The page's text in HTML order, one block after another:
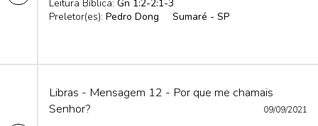
Leitura Bíblica: Gn 1:2-2:1-3
Preletor(es): Pedro Dong Sumaré - SP
Libras - Mensagem 12 - Por que me chamais
Senhor?
09/09/2021